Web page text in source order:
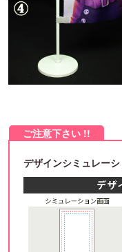
デザインシミュレー